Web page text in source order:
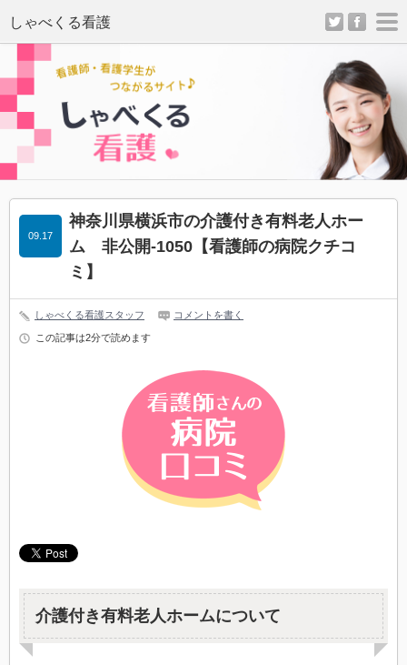
twitter
09.17
神奈川県横浜市の介護付き有料老人ホー
ム 非公開-1050 【看護師の病院クチコ
ミ】
しゃべくる看護スタッフ コメントを書く
この記事は2分で読めます
介護付き有料老人ホームについて